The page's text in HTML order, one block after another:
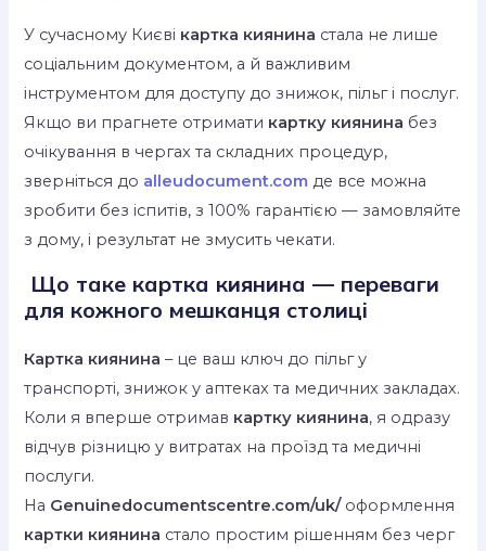
У сучасному Києві картка киянина стала не лише
соціальним документом, а й важливим
інструментом для доступу до знижок, пільг і послуг.
Якщо ви прагнете отримати картку киянина без
очікування в чергах та складних процедур,
зверніться до alleudocument.com де все можна
зробити без іспитів, з 100% гарантією — замовляйте
з дому, і результат не змусить чекати.
Що таке картка киянина — переваги
для кожного мешканця столиці
Картка киянина – це ваш ключ до пільг у
транспорті, знижок у аптеках та медичних закладах.
Коли я вперше отримав картку киянина, я одразу
відчув різницю у витратах на проїзд та медичні
послуги.
На Genuinedocumentscentre.com/uk/оформлення
картки киянина стало простим рішенням без черг